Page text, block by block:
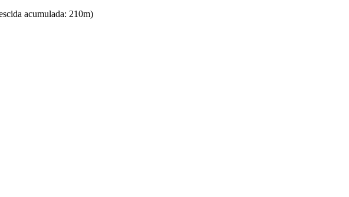
acumulada: 210m)